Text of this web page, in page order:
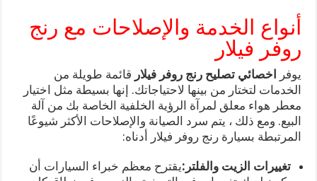
أنواع الخدمة والإصلاحات مع رنج
روفر فيلار
يوفر اخصائي تصليح رنج روفر فيلار قائمة طويلة من
الخدمات لتختار من بينها لاحتياجاتك. إنها بسيطة مثل اختيار
معطر هواء معلق لمرآة الرؤية الخلفية الخاصة بك من آلة
البيع. ومع ذلك ، يتم سرد الصيانة والإصلاحات الأكثر شيوعًا
المرتبطة بسيارة رنج روفر فيلار أدناه:
تغييرات الزيت والفلتر:يقترح معظم خبراء السيارات أن